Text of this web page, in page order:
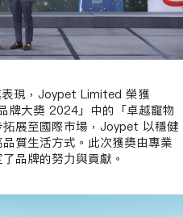
現， Joypet Limited 榮獲
牌大獎 2024 」中的「卓越寵物
展至國際市場， Joypet 以穩健
質生活方式。此次獲獎由專業
品牌的努力與貢獻。